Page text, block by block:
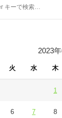
2023
火 水 木
1
6 7 8